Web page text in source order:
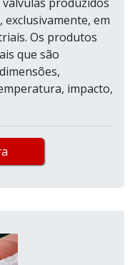
em
Os produtos
que são
impacto,